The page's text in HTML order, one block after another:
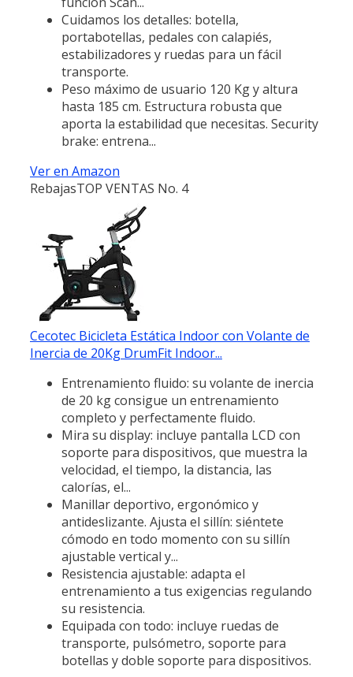
Cuidamos los detalles: botella,
portabotellas, pedales con calapiés,
estabilizadores y ruedas para un fácil
transporte.
Peso máximo de usuario 120 Kg y altura
hasta 185 cm. Estructura robusta que
aporta la estabilidad que necesitas. Security
brake: entrena...
Ver en Amazon
RebajasTOP VENTAS No. 4
Cecotec Bicicleta Estática Indoor con Volante de
Inercia de 20Kg DrumFit Indoor...
Entrenamiento fluido: su volante de inercia
de 20 kg consigue un entrenamiento
completo y perfectamente fluido.
Mira su display: incluye pantalla LCD con
soporte para dispositivos, que muestra la
velocidad, el tiempo, la distancia, las
calorías, el...
Manillar deportivo, ergonómico y
antideslizante. Ajusta el sillín: siéntete
cómodo en todo momento con su sillín
ajustable vertical y...
Resistencia ajustable: adapta el
entrenamiento a tus exigencias regulando
su resistencia.
Equipada con todo: incluye ruedas de
transporte, pulsómetro, soporte para
botellas y doble soporte para dispositivos.